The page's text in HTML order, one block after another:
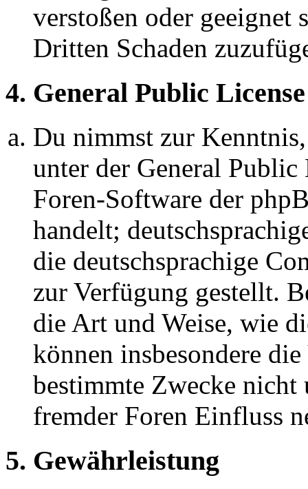
verstoßen oder geeignet
Dritten Schaden
4. General Public License
Du nimmst zur
unter der General
Foren-Software der
handelt;
die deutschsprachige
zur Verfügung gestellt.
die Art und Weise, wie
können insbesondere
bestimmte Zwecke nicht
fremder Foren Einfluss
5. Gewährleistung